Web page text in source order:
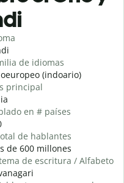
de idiomas
(indoario)
principal
en # países
de hablantes
de 600 millones
de escritura / Alfabeto